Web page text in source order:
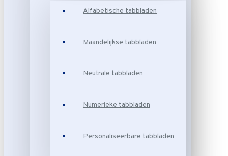
Alfabetische tabbladen
Maandelijkse tabbladen
Neutrale tabbladen
Numerieke tabbladen
Personaliseerbare tabbladen